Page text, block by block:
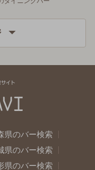
県のバー検索
県のバー検索
県のバー検索